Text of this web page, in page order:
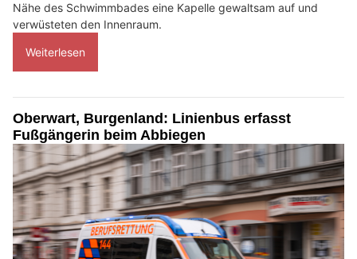
Nähe des Schwimmbades eine Kapelle gewaltsam auf und
verwüsteten den Innenraum.
Weiterlesen
Oberwart, Burgenland: Linienbus erfasst
Fußgängerin beim Abbiegen